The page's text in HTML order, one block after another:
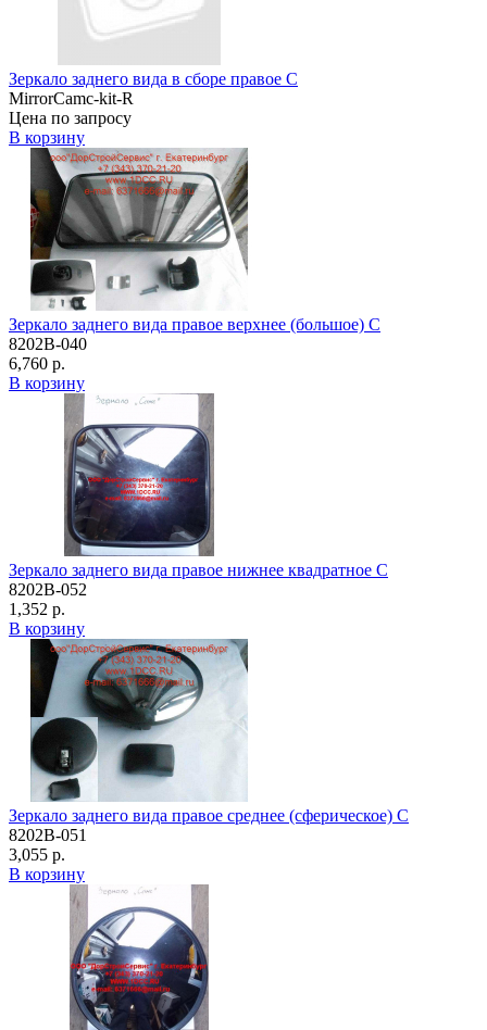
Зеркало заднего вида в сборе правое C
MirrorCamc-kit-R
Цена по запросу
В корзину
Зеркало заднего вида правое верхнее (большое) C
8202B-040
6,760 р.
В корзину
Зеркало заднего вида правое нижнее квадратное C
8202B-052
1,352 р.
В корзину
Зеркало заднего вида правое среднее (сферическое) C
8202B-051
3,055 р.
В корзину